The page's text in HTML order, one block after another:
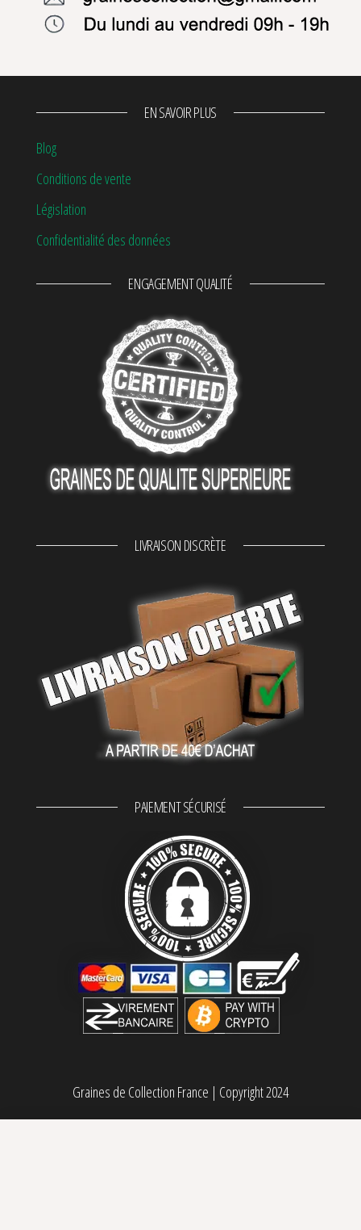
EN SAVOIR PLUS
Blog
Conditions de vente
Législation
Confidentialité des données
ENGAGEMENT QUALITÉ
LIVRAISON DISCRÈTE
PAIEMENT SÉCURISÉ
Graines de Collection France | Copyright 2024